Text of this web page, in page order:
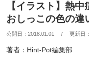
【イラスト】熱
おしっこの色の違
公開日：2018.01.01 / 更新日
著者：Hint-Pot編集部